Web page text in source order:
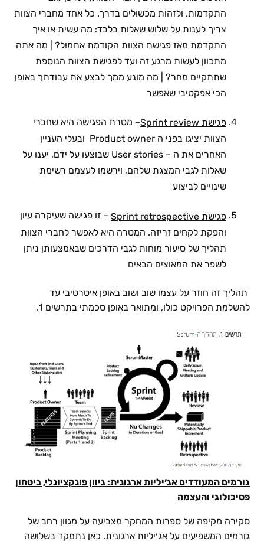
התקדמות, ולזהות מכשולים בדרך. כל אחד מחברי הצוות
צריך לענות על שלוש שאלות בלבד: מה עשית או איך
התקדמת מאז פגישת הצוות הקודמת אתמול? | מה אתה
מתכוון לעשות מרגע זה ועד לפגישת הצוות הנוספת
שתתקיים מחר? | מה מונע ממך לבצע את עבודתך באופן
הכי אפקטיבי שאפשר
פגישת Sprint review
– מטרת הפגישה היא שחברי
הצוות יציגו בפני ה Product owner ובעלי העניין
האחרים את ה – User stories שבוצעו על ידם, יענו על
שאלות לגבי המצגת שלהם, וירשמו לעצמם רשימת
שינויים לביצוע
פגישת Sprint retrospective
– זו פגישה שעיקרה עיון
והפקת לקחים זריזה. המטרה היא לאפשר לחברי הצוות
תהליך של סיעור מוחות לגבי הדרכים שבאמצעותן ניתן
לשפר את המאוצים הבאים
תהליך זה חוזר על עצמו שוב ושוב באופן איטרטיבי עד
להשלמת הפרויקט כולו, ומתואר באופן סכמתי בתרשים 1.
גורמים המעודדים אג׳יליות ארגונית: גיוון פונקציונלי, ביטחון
פסיכולוגי והעצמה
סקירה מקיפה של ספרות המחקר מצביעה על מגוון רחב של
גורמים המשפיעים על אג׳יליות ארגונית. כאן נתמקד בשלושה